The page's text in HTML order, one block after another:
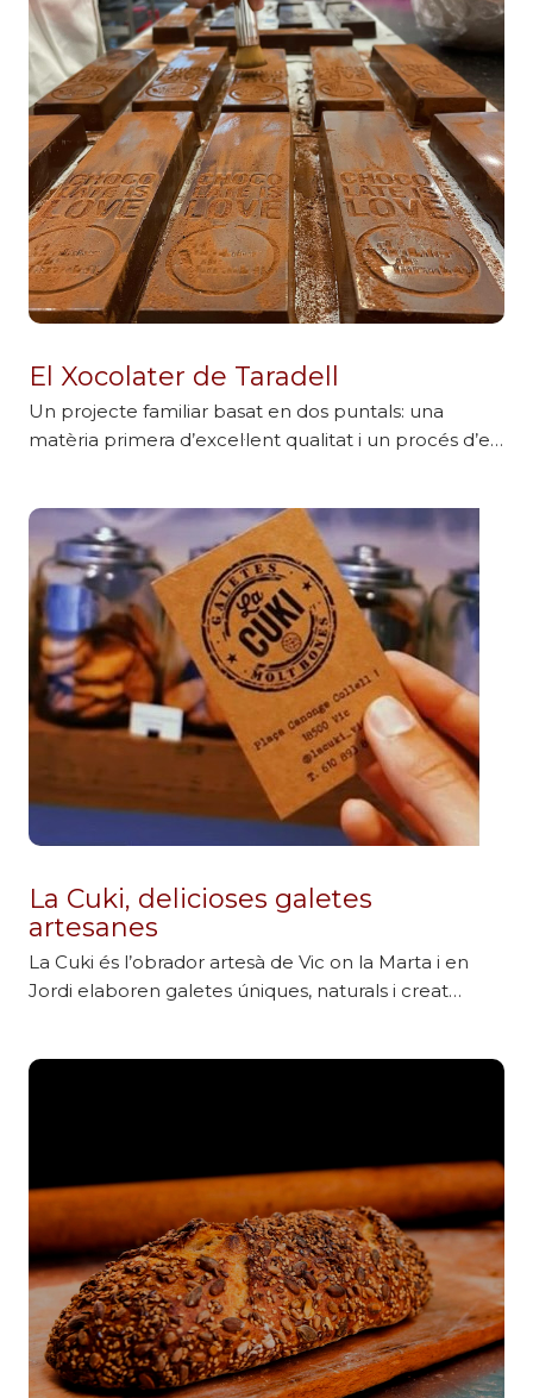
El Xocolater de Taradell
Un projecte familiar basat en dos puntals: una
matèria primera d’excel·lent qualitat i un procés d’e…
La Cuki, delicioses galetes
artesanes
La Cuki és l’obrador artesà de Vic on la Marta i en
Jordi elaboren galetes úniques, naturals i creat…